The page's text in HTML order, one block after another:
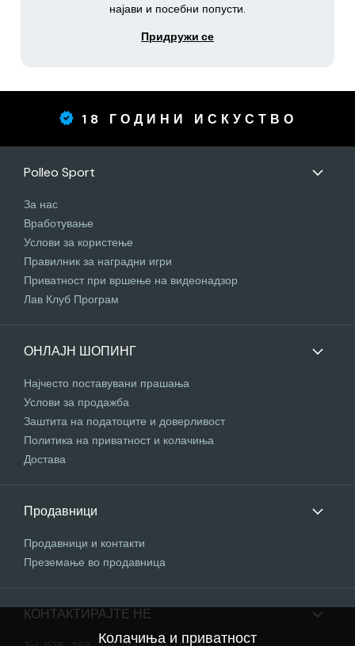
најави и посебни попусти.
Придружи се
18 ГОДИНИ ИСКУСТВО
Polleo Sport
За нас
Вработување
Услови за користење
Правилник за наградни игри
Приватност при вршење на видеонадзор
Лав Клуб Програм
ОНЛАЈН ШОПИНГ
Најчесто поставувани прашања
Услови за продажба
Заштита на податоците и доверливост
Политика на приватност и колачиња
Достава
Продавници
Продавници и контакти
Преземање во продавница
КОНТАКТИРАЈТЕ НЕ
Колачиња и приватност